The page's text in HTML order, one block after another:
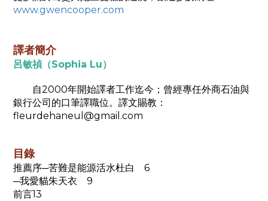
www.gwencooper.com
譯者簡介
呂敏禎（Sophia Lu）
自2000年開始譯者工作迄今；曾經專任外商石油與
銀行公司的口筆譯職位。譯文賜教：
fleurdehaneul@gmail.com
目錄
推薦序─苦難是能源活水杜白 6
─我愛貓朱天衣 9
前言13